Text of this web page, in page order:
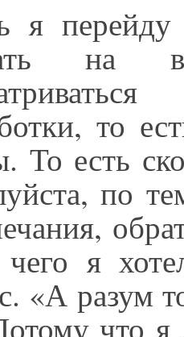
я
на
то
То есть
по
я
«А разум
что я